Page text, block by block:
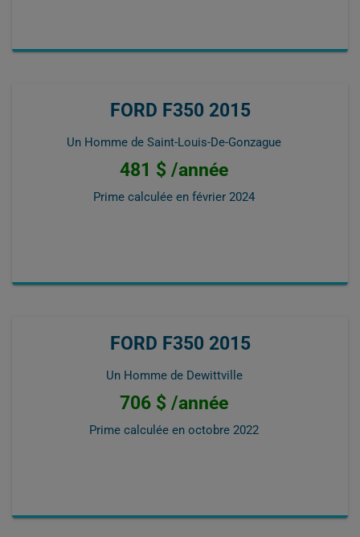
FORD F350 2015
Un Homme de Saint-Louis-De-Gonzague
481 $ /année
Prime calculée en février 2024
FORD F350 2015
Un Homme de Dewittville
706 $ /année
Prime calculée en octobre 2022